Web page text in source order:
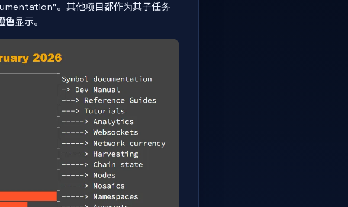
。其他项目都作为其子任务
色显示。